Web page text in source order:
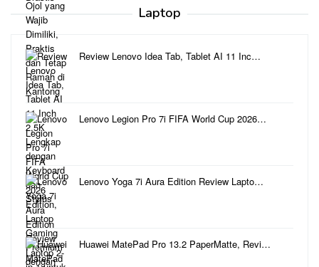
Laptop
Review Lenovo Idea Tab, Tablet AI 11 Inc…
Lenovo Legion Pro 7i FIFA World Cup 2026…
Lenovo Yoga 7i Aura Edition Review Lapto…
Huawei MatePad Pro 13.2 PaperMatte, Revi…